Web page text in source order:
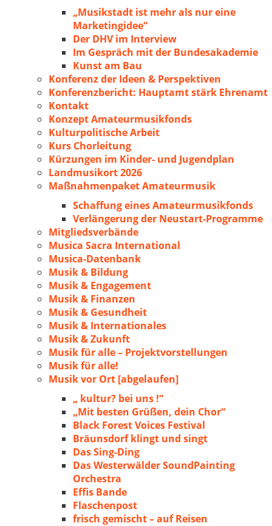
„Musikstadt ist mehr als nur eine
Marketingidee“
Der DHV im Interview
Im Gespräch mit der Bundesakademie
Kunst am Bau
Konferenz der Ideen & Perspektiven
Konferenzbericht: Hauptamt stärk Ehrenamt
Kontakt
Konzept Amateurmusikfonds
Kulturpolitische Arbeit
Kurs Chorleitung
Kürzungen im Kinder- und Jugendplan
Landmusikort 2026
Maßnahmenpaket Amateurmusik
Schaffung eines Amateurmusikfonds
Verlängerung der Neustart-Programme
Mitgliedsverbände
Musica Sacra International
Musica-Datenbank
Musik & Bildung
Musik & Engagement
Musik & Finanzen
Musik & Gesundheit
Musik & Internationales
Musik & Zukunft
Musik für alle – Projektvorstellungen
Musik für alle!
Musik vor Ort [abgelaufen]
„ kultur? bei uns !“
„Mit besten Grüßen, dein Chor“
Black Forest Voices Festival
Bräunsdorf klingt und singt
Das Sing-Ding
Das Westerwälder SoundPainting
Orchestra
Effis Bande
Flaschenpost
frisch gemischt – auf Reisen